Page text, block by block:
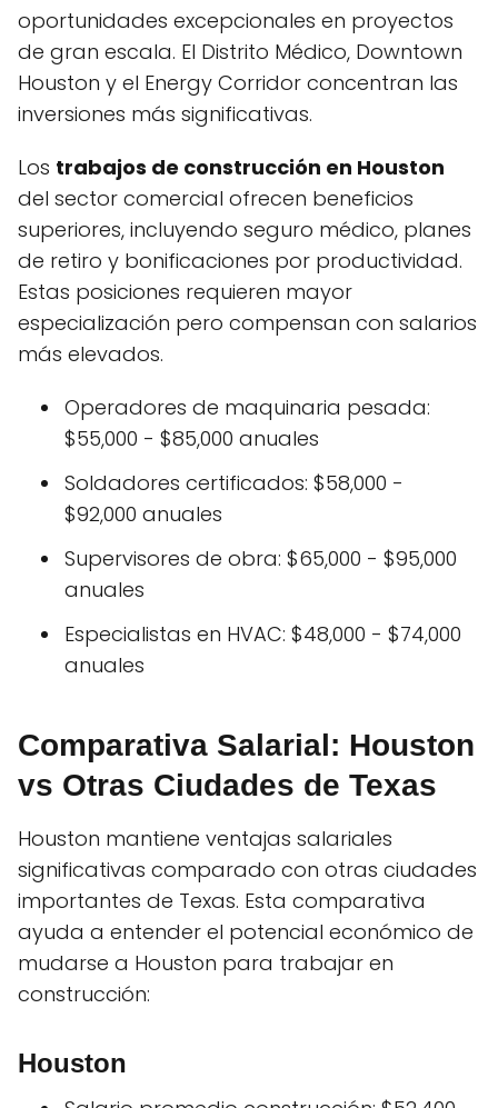
oportunidades excepcionales en proyectos
de gran escala. El Distrito Médico, Downtown
Houston y el Energy Corridor concentran las
inversiones más significativas.
Los trabajos de construcción en Houston
del sector comercial ofrecen beneficios
superiores, incluyendo seguro médico, planes
de retiro y bonificaciones por productividad.
Estas posiciones requieren mayor
especialización pero compensan con salarios
más elevados.
Operadores de maquinaria pesada:
$55,000 - $85,000 anuales
Soldadores certificados: $58,000 -
$92,000 anuales
Supervisores de obra: $65,000 - $95,000
anuales
Especialistas en HVAC: $48,000 - $74,000
anuales
Comparativa Salarial: Houston
vs Otras Ciudades de Texas
Houston mantiene ventajas salariales
significativas comparado con otras ciudades
importantes de Texas. Esta comparativa
ayuda a entender el potencial económico de
mudarse a Houston para trabajar en
construcción:
Houston